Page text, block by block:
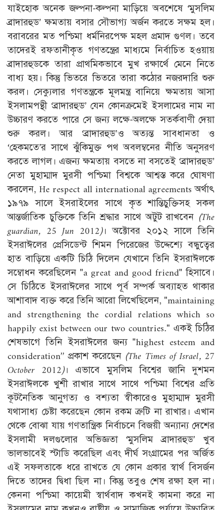
যাইহোক অনেক জল্পনা-কল্পনা মাড়িয়ে অবশেষে ‘মুসলিম
ব্রাদারহুড’ ক্ষমতায় বসার সৌভাগ্য অর্জন করতে সক্ষম হল।
বরাবরের মত পশ্চিমা ধর্মনিরপেক্ষ মহল প্রমাদ গুণল। তবে
তাদেরই রফতানীকৃত গণতন্ত্রের মাধ্যমে নির্বাচিত হওয়ায়
ব্রাদারহুডকে তারা প্রাথমিকভাবে মুখ রক্ষার্থে মেনে নিতে
বাধ্য হয়। কিন্তু ভিতরে ভিতরে তারা কঠোর নজরদারি শুরু
করল। সেক্যুলার গণতন্ত্রকে মূলমন্ত্র বানিয়ে ক্ষমতায় আসা
ইসলামপন্থী ‘ব্রাদারহুড’ যেন কোনক্রমেই ইসলামের নাম না
উচ্চারণ করতে পারে সে জন্য লক্ষে-অলক্ষে সতর্কবাণী দেয়া
শুরু করল। আর ‘ব্রাদারহুড’ও অত্যন্ত সাবধানতা ও
‘হেকমতে’র সাথে ঝুঁকিমুক্ত পথ অবলম্বনের নীতি অনুসরণ
করতে লাগল। এজন্য ক্ষমতায় বসতে না বসতেই ‘ব্রাদারহুড’
নেতা মুহাম্মাদ মুরসী পশ্চিমা বিশ্বকে আশ্বস্ত করে ঘোষণা
করলেন, He respect all international agreements অর্থাৎ
১৯৭৯ সালে ইসরাইলের সাথে কৃত শান্তিচুক্তিসহ সকল
আন্তর্জাতিক চুক্তিকে তিনি শ্রদ্ধার সাথে অটুট রাখবেন (The
guardian, 25 Jun 2012)। অক্টোবর ২০১২ সালে তিনি
ইসরাঈলের প্রেসিডেন্ট শিমন পিরেজের উদ্দেশ্যে বন্ধুত্বের
হাত বাড়িয়ে একটি চিঠি দিলেন যেখানে তিনি ইসরাঈলকে
সম্বোধন করেছিলেন "a great and good friend" হিসাবে।
সে চিঠিতে ইসরাঈলের সাথে পূর্ব সম্পর্ক অব্যাহত থাকার
আশাবাদ ব্যক্ত করে তিনি আরো লিখেছিলেন, "maintaining
and strengthening the cordial relations which so
happily exist between our two countries." একই চিঠির
শেষভাগে তিনি ইসরাঈলের জন্য "highest esteem and
consideration’’ প্রকাশ করেছেন (The Times of Israel, 27
October 2012)। এভাবে মুসলিম বিশ্বের জানি দুশমন
ইসরাঈলকে খুশী রাখার সাথে সাথে পশ্চিমা বিশ্বের প্রতি
কূটনৈতিক আনুগত্য ও বশ্যতা স্বীকারেও মুহাম্মাদ মুরসী
যথাসাধ্য চেষ্টা করেছেন কোন রকম ত্রুটি না রাখার। এখান
থেকে বোঝা যায় গণতান্ত্রিক নির্বাচনে বিজয়ী অন্যান্য দেশের
ইসলামী দলগুলোর অভিজ্ঞতা ‘মুসলিম ব্রাদারহুড’ খুব
ভালভাবেই স্টাডি করেছিল এবং দীর্ঘ সংগ্রামের পর অর্জিত
এই সফলতাকে ধরে রাখতে যে কোন প্রকার স্বার্থ বিসর্জন
দিতে তাদের দ্বিধা ছিল না। কিন্তু তবুও শেষ রক্ষা হল না।
কেননা পশ্চিমা কায়েমী স্বার্থবাদ কখনই কামনা করে না